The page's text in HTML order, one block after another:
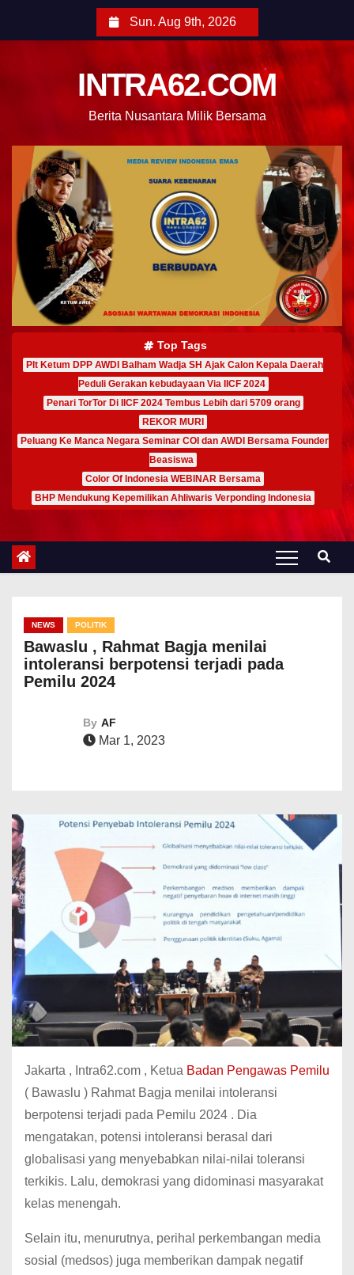
Sun. Aug 9th, 2026
INTRA62.COM
Berita Nusantara Milik Bersama
Top Tags
Plt Ketum DPP AWDI Balham Wadja SH Ajak Calon Kepala Daerah
Peduli Gerakan kebudayaan Via IICF 2024
Penari TorTor Di IICF 2024 Tembus Lebih dari 5709 orang
REKOR MURI
Peluang Ke Manca Negara Seminar COI dan AWDI Bersama Founder
Beasiswa
Color Of Indonesia WEBINAR Bersama
BHP Mendukung Kepemilikan Ahliwaris Verponding Indonesia
NEWS POLITIK
Bawaslu , Rahmat Bagja menilai
intoleransi berpotensi terjadi pada
Pemilu 2024
By AF
Mar 1, 2023
Jakarta , Intra62.com , Ketua Badan Pengawas Pemilu
( Bawaslu ) Rahmat Bagja menilai intoleransi
berpotensi terjadi pada Pemilu 2024 . Dia
mengatakan, potensi intoleransi berasal dari
globalisasi yang menyebabkan nilai-nilai toleransi
terkikis. Lalu, demokrasi yang didominasi masyarakat
kelas menengah.
Selain itu, menurutnya, perihal perkembangan media
sosial (medsos) juga memberikan dampak negatif